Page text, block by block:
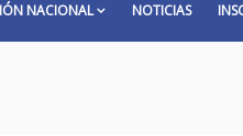
NACIONAL NOTICIAS